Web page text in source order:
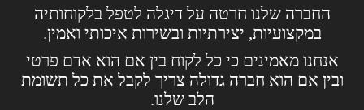
החברה שלנו חרטה על דיגלה לטפל בלקוחותיה
במקצועיות, יצירתיות ובשירות איכותי ואמין.
אנחנו מאמינים כי כל לקוח בין אם הוא אדם פרטי
ובין אם הוא חברה גדולה צריך לקבל את כל תשומת
הלב שלנו.